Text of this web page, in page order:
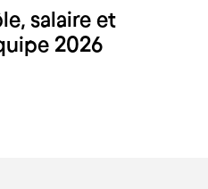
salaire et
2026